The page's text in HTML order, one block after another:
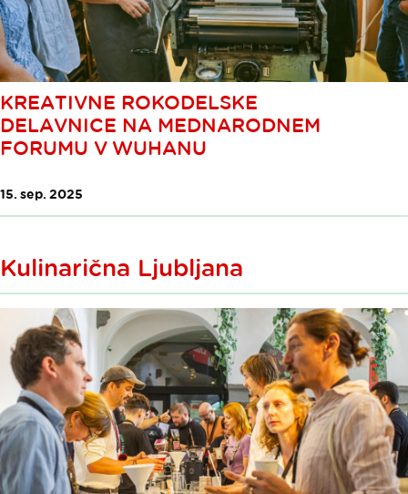
KREATIVNE ROKODELSKE
DELAVNICE NA MEDNARODNEM
FORUMU V WUHANU
15. sep. 2025
Kulinarična Ljubljana